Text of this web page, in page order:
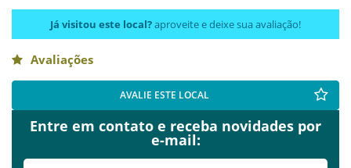
Já visitou este local?aproveite e deixe sua avaliação!
Avaliações
AVALIE ESTE LOCAL
Entre em contato e receba novidades por
e-mail: